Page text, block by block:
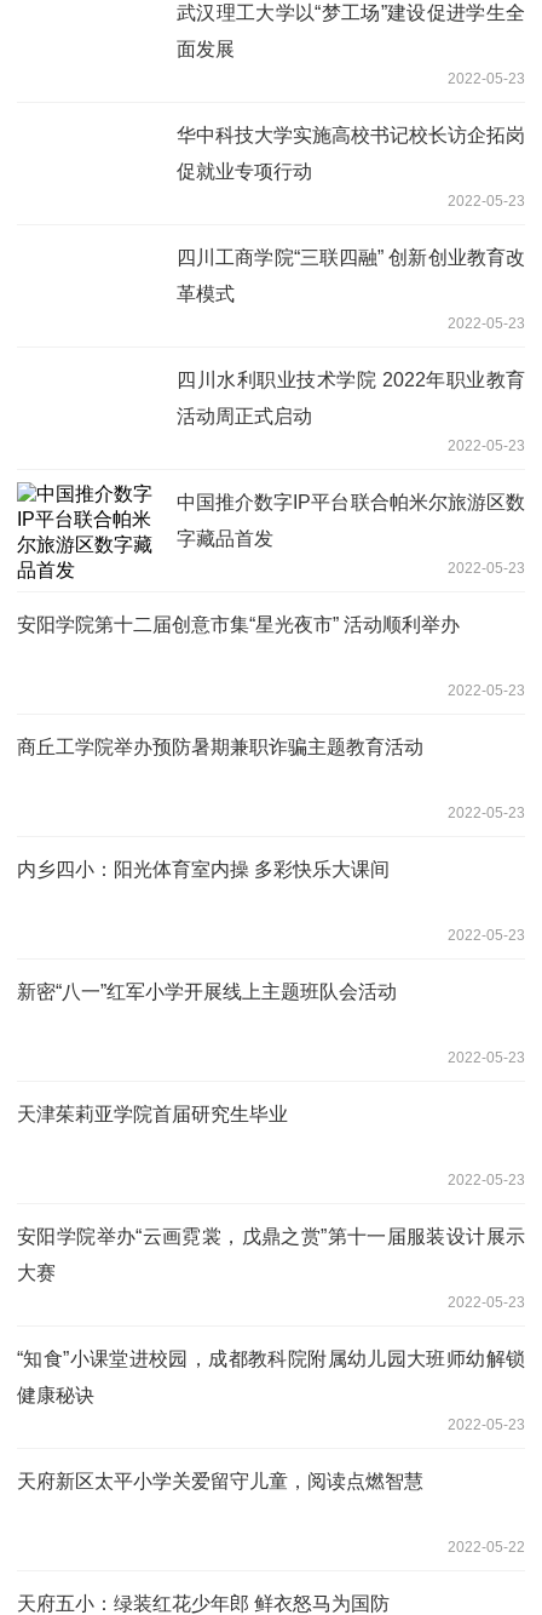
武汉理工大学以“梦工场”建设促进学生全
面发展
2022-05-23
华中科技大学实施高校书记校长访企拓岗
促就业专项行动
2022-05-23
四川工商学院“三联四融” 创新创业教育改
革模式
2022-05-23
四川水利职业技术学院 2022年职业教育
活动周正式启动
2022-05-23
中国推介数字IP平台联合帕米尔旅游区数
字藏品首发
2022-05-23
安阳学院第十二届创意市集“星光夜市” 活动顺利举办
2022-05-23
商丘工学院举办预防暑期兼职诈骗主题教育活动
2022-05-23
内乡四小：阳光体育室内操 多彩快乐大课间
2022-05-23
新密“八一”红军小学开展线上主题班队会活动
2022-05-23
天津茱莉亚学院首届研究生毕业
2022-05-23
安阳学院举办“云画霓裳，戊鼎之赏”第十一届服装设计展示
大赛
2022-05-23
“知食”小课堂进校园，成都教科院附属幼儿园大班师幼解锁
健康秘诀
2022-05-23
天府新区太平小学关爱留守儿童，阅读点燃智慧
2022-05-22
天府五小：绿装红花少年郎 鲜衣怒马为国防